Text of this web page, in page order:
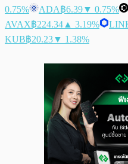
0.75%
ADA฿6.39▼ 0.75%
AVAX฿224.34 ▲ 3.19%
KUB฿20.23▼ 1.38%